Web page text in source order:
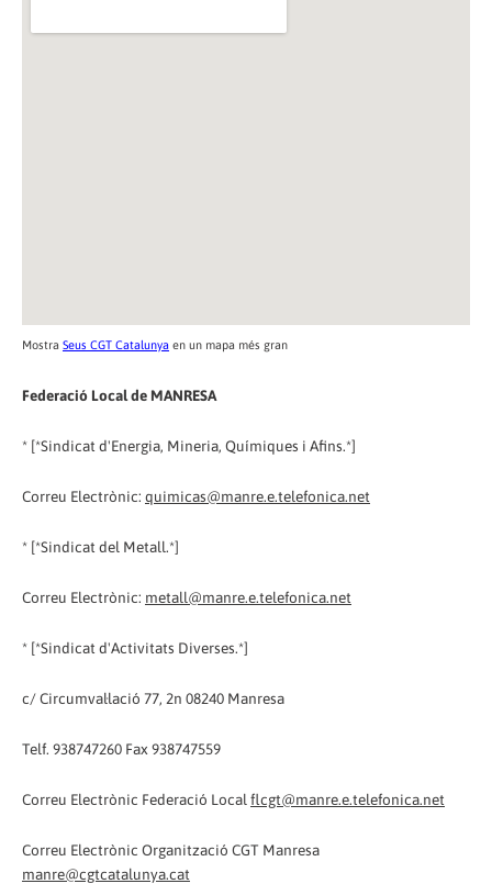
Mostra Seus CGT Catalunya en un mapa més gran
Federació Local de MANRESA
* [*Sindicat d'Energia, Mineria, Químiques i Afins.*]
Correu Electrònic: quimicas@manre.e.telefonica.net
* [*Sindicat del Metall.*]
Correu Electrònic: metall@manre.e.telefonica.net
* [*Sindicat d'Activitats Diverses.*]
c/ Circumval·lació 77, 2n 08240 Manresa
Telf. 938747260 Fax 938747559
Correu Electrònic Federació Local flcgt@manre.e.telefonica.net
Correu Electrònic Organització CGT Manresa
manre@cgtcatalunya.cat